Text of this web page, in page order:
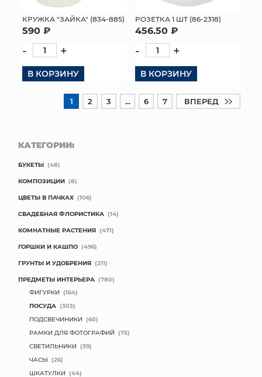
КРУЖКА "ЗАЙКА" (834-885)
590 ₽
- +
В КОРЗИНУ
РОЗЕТКА 1 ШТ (86-2318)
456.50 ₽
- +
В КОРЗИНУ
1 2 3 ... 6 7 ВПЕРЕД
КАТЕГОРИИ:
БУКЕТЫ (48)
КОМПОЗИЦИИ (8)
ЦВЕТЫ В ПАЧКАХ (106)
СВАДЕБНАЯ ФЛОРИСТИКА (14)
КОМНАТНЫЕ РАСТЕНИЯ (471)
ГОРШКИ И КАШПО (496)
ГРУНТЫ И УДОБРЕНИЯ (211)
ПРЕДМЕТЫ ИНТЕРЬЕРА (780)
ФИГУРКИ (164)
ПОСУДА (303)
ПОДСВЕЧИНИКИ (60)
РАМКИ ДЛЯ ФОТОГРАФИЙ (75)
СВЕТИЛЬНИКИ (39)
ЧАСЫ (26)
ШКАТУЛКИ (44)